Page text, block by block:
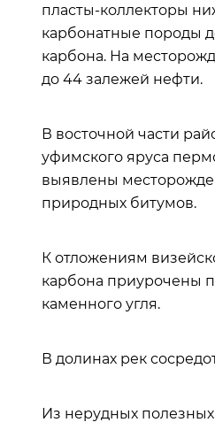
пласты-коллекторы
карбонатные породы
карбона. На
до 44 залежей нефти.
В восточной части
уфимского яруса
выявлены
природных битумов.
К отложениям
карбона приурочены
каменного угля.
В долинах рек
Из нерудных